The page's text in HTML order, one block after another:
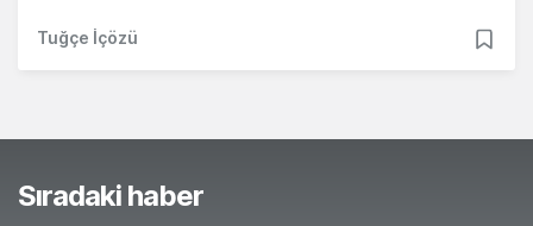
Tuğçe İçözü
Sıradaki haber